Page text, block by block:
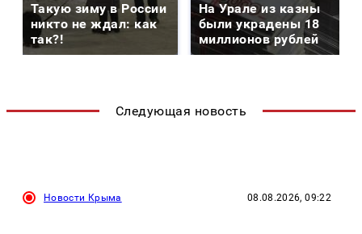
Такую зиму в России
никто не ждал: как
так?!
На Урале из казны
были украдены 18
миллионов рублей
Следующая новость
Новости Крыма 08.08.2026, 09:22